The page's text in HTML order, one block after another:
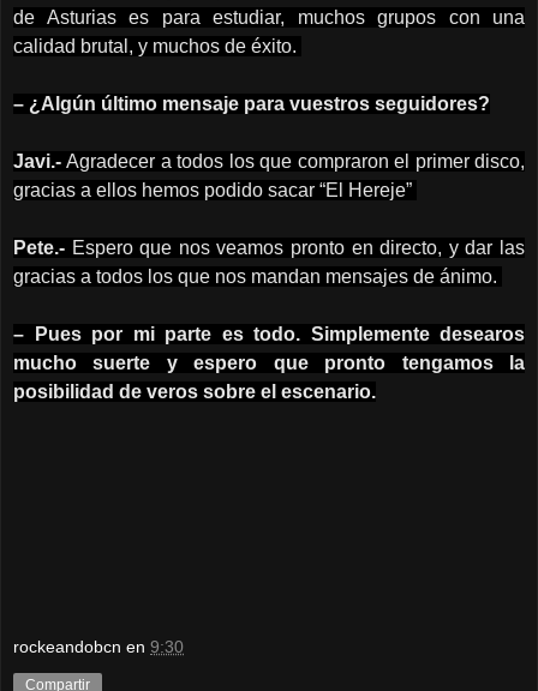
de Asturias es para estudiar, muchos grupos con una
calidad brutal, y muchos de éxito.
– ¿Algún último mensaje para vuestros seguidores?
Javi.- Agradecer a todos los que compraron el primer disco,
gracias a ellos hemos podido sacar “El Hereje”
Pete.- Espero que nos veamos pronto en directo, y dar las
gracias a todos los que nos mandan mensajes de ánimo.
– Pues por mi parte es todo. Simplemente desearos
mucho suerte y espero que pronto tengamos la
posibilidad de veros sobre el escenario.
rockeandobcn en 9:30
Compartir